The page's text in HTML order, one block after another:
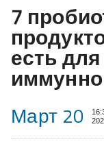
7
есть
Март 20